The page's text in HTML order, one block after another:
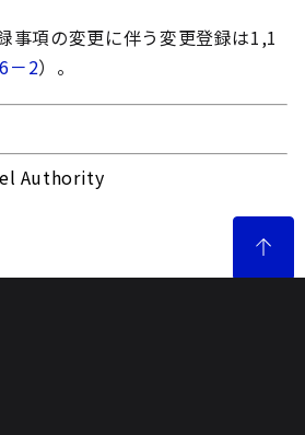
事項の変更に伴う変更登録は1,1
－2）。
Authority